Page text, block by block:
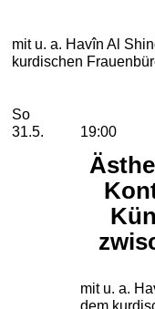
mit u. a. Havîn Al
kurdischen
Aufführungen
2026
Mai
Sonntag, 31. Mai 2026
So
31.5.
19:00
mit u. a.
dem